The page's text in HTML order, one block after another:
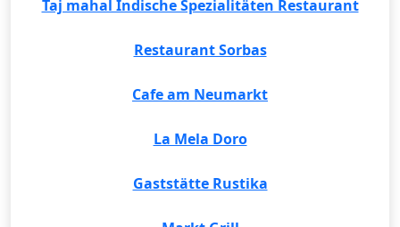
Taj mahal Indische Spezialitäten Restaurant
Restaurant Sorbas
Cafe am Neumarkt
La Mela Doro
Gaststätte Rustika